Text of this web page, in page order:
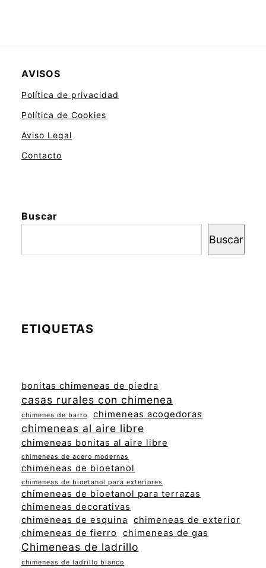
AVISOS
Política de privacidad
Política de Cookies
Aviso Legal
Contacto
Buscar
Buscar
ETIQUETAS
bonitas chimeneas de piedra
casas rurales con chimenea
chimenea de barro chimeneas acogedoras
chimeneas al aire libre
chimeneas bonitas al aire libre
chimeneas de acero modernas
chimeneas de bioetanol
chimeneas de bioetanol para exteriores
chimeneas de bioetanol para terrazas
chimeneas decorativas
chimeneas de esquina
chimeneas de exterior
chimeneas de fierro
chimeneas de gas
Chimeneas de ladrillo
chimeneas de ladrillo blanco